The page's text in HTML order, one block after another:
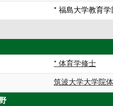
* 福島大学教育
* 体育学修士
筑波大学大学院